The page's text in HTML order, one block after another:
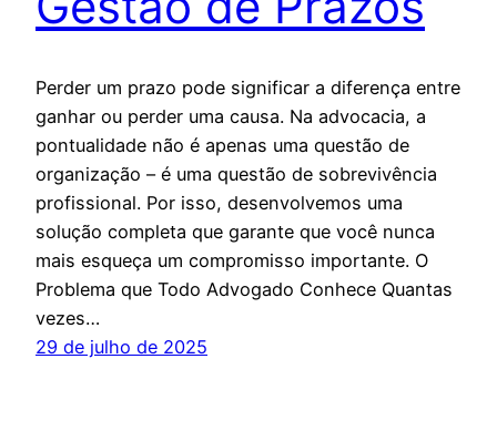
Perder um prazo pode significar a diferença entre
ganhar ou perder uma causa. Na advocacia, a
pontualidade não é apenas uma questão de
organização – é uma questão de sobrevivência
profissional. Por isso, desenvolvemos uma
solução completa que garante que você nunca
mais esqueça um compromisso importante. O
Problema que Todo Advogado Conhece Quantas
vezes…
29 de julho de 2025